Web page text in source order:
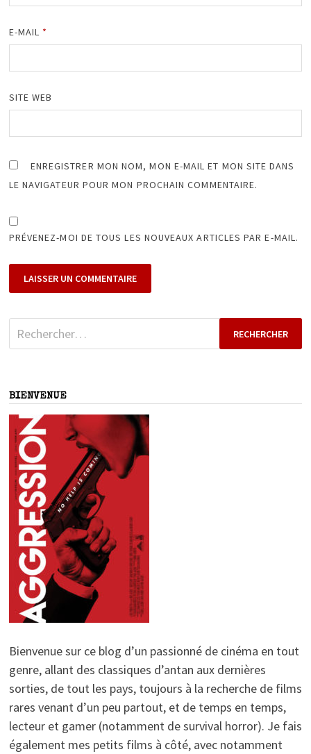
E-MAIL *
SITE WEB
ENREGISTRER MON NOM, MON E-MAIL ET MON SITE DANS
LE NAVIGATEUR POUR MON PROCHAIN COMMENTAIRE.
PRÉVENEZ-MOI DE TOUS LES NOUVEAUX ARTICLES PAR E-MAIL.
Rechercher :
BIENVENUE
Bienvenue sur ce blog d’un passionné de cinéma en tout
genre, allant des classiques d’antan aux dernières
sorties, de tout les pays, toujours à la recherche de films
rares venant d’un peu partout, et de temps en temps,
lecteur et gamer (notamment de survival horror). Je fais
également mes petits films à côté, avec notamment